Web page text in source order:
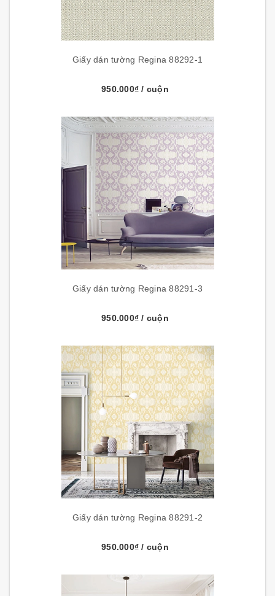
Giấy dán tường Regina 88292-1
950.000₫/ cuộn
Giấy dán tường Regina 88291-3
950.000₫/ cuộn
Giấy dán tường Regina 88291-2
950.000₫/ cuộn